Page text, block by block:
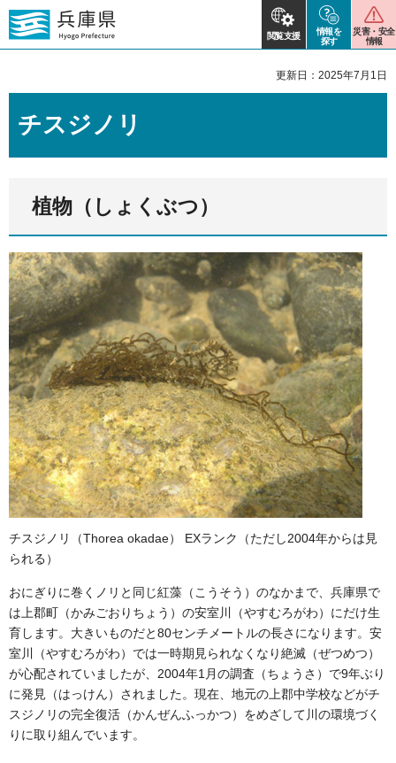
閲覧支援
情報を
探す
災害・安全
情報
更新日：2025年7月1日
チスジノリ
植物（しょくぶつ）
チスジノリ（Thorea okadae） EXランク（ただし2004年からは見
られる）
おにぎりに巻くノリと同じ紅藻（こうそう）のなかまで、兵庫県で
は上郡町（かみごおりちょう）の安室川（やすむろがわ）にだけ生
育します。大きいものだと80センチメートルの長さになります。安
室川（やすむろがわ）では一時期見られなくなり絶滅（ぜつめつ）
が心配されていましたが、2004年1月の調査（ちょうさ）で9年ぶり
に発見（はっけん）されました。現在、地元の上郡中学校などがチ
スジノリの完全復活（かんぜんふっかつ）をめざして川の環境づく
りに取り組んでいます。